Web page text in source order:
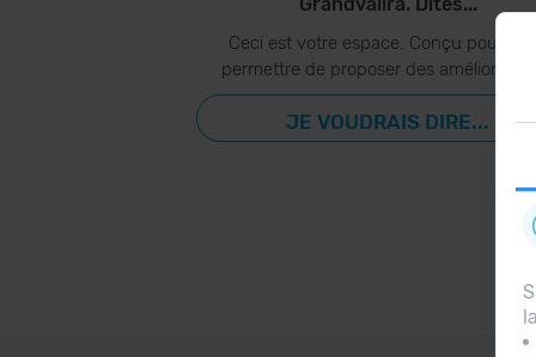
Ceci est votre espace. Conçu pour vous
permettre de proposer des
JE VOUDRAIS DIRE...